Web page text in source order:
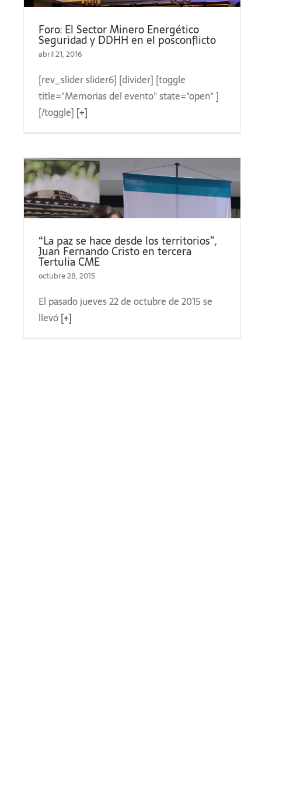
Foro: El Sector Minero Energético
Seguridad y DDHH en el posconflicto
abril 21, 2016
[rev_slider slider6] [divider] [toggle
title="Memorias del evento" state="open" ]
[/toggle] [+]
“La paz se hace desde los territorios”,
Juan Fernando Cristo en tercera
Tertulia CME
octubre 28, 2015
El pasado jueves 22 de octubre de 2015 se
llevó[+]